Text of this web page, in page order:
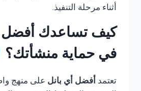
أثناء مرحلة التنفيذ.
كيف تساعدك أفضل
في حماية منشأتك؟
تعتمد أفضل أي بانل على منهج